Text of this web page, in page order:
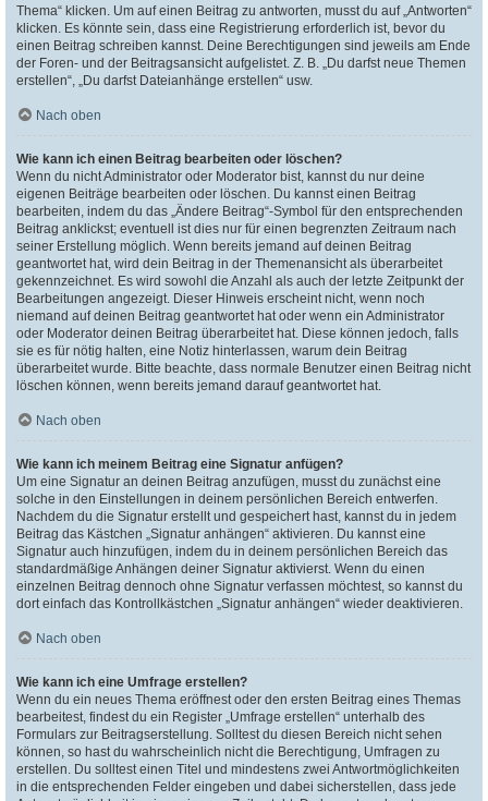
Thema“ klicken. Um auf einen Beitrag zu antworten, musst du auf „Antworten“
klicken. Es könnte sein, dass eine Registrierung erforderlich ist, bevor du
einen Beitrag schreiben kannst. Deine Berechtigungen sind jeweils am Ende
der Foren- und der Beitragsansicht aufgelistet. Z. B. „Du darfst neue Themen
erstellen“, „Du darfst Dateianhänge erstellen“ usw.
Nach oben
Wie kann ich einen Beitrag bearbeiten oder löschen?
Wenn du nicht Administrator oder Moderator bist, kannst du nur deine
eigenen Beiträge bearbeiten oder löschen. Du kannst einen Beitrag
bearbeiten, indem du das „Ändere Beitrag“-Symbol für den entsprechenden
Beitrag anklickst; eventuell ist dies nur für einen begrenzten Zeitraum nach
seiner Erstellung möglich. Wenn bereits jemand auf deinen Beitrag
geantwortet hat, wird dein Beitrag in der Themenansicht als überarbeitet
gekennzeichnet. Es wird sowohl die Anzahl als auch der letzte Zeitpunkt der
Bearbeitungen angezeigt. Dieser Hinweis erscheint nicht, wenn noch
niemand auf deinen Beitrag geantwortet hat oder wenn ein Administrator
oder Moderator deinen Beitrag überarbeitet hat. Diese können jedoch, falls
sie es für nötig halten, eine Notiz hinterlassen, warum dein Beitrag
überarbeitet wurde. Bitte beachte, dass normale Benutzer einen Beitrag nicht
löschen können, wenn bereits jemand darauf geantwortet hat.
Nach oben
Wie kann ich meinem Beitrag eine Signatur anfügen?
Um eine Signatur an deinen Beitrag anzufügen, musst du zunächst eine
solche in den Einstellungen in deinem persönlichen Bereich entwerfen.
Nachdem du die Signatur erstellt und gespeichert hast, kannst du in jedem
Beitrag das Kästchen „Signatur anhängen“ aktivieren. Du kannst eine
Signatur auch hinzufügen, indem du in deinem persönlichen Bereich das
standardmäßige Anhängen deiner Signatur aktivierst. Wenn du einen
einzelnen Beitrag dennoch ohne Signatur verfassen möchtest, so kannst du
dort einfach das Kontrollkästchen „Signatur anhängen“ wieder deaktivieren.
Nach oben
Wie kann ich eine Umfrage erstellen?
Wenn du ein neues Thema eröffnest oder den ersten Beitrag eines Themas
bearbeitest, findest du ein Register „Umfrage erstellen“ unterhalb des
Formulars zur Beitragserstellung. Solltest du diesen Bereich nicht sehen
können, so hast du wahrscheinlich nicht die Berechtigung, Umfragen zu
erstellen. Du solltest einen Titel und mindestens zwei Antwortmöglichkeiten
in die entsprechenden Felder eingeben und dabei sicherstellen, dass jede